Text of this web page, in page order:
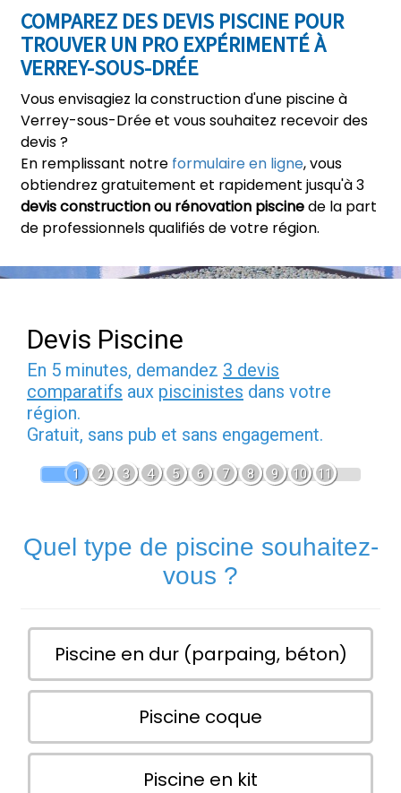
COMPAREZ DES DEVIS PISCINE POUR
TROUVER UN PRO EXPÉRIMENTÉ À
VERREY-SOUS-DRÉE
Vous envisagiez la construction d'une piscine à
Verrey-sous-Drée et vous souhaitez recevoir des
devis ?
En remplissant notre formulaire en ligne, vous
obtiendrez gratuitement et rapidement jusqu'à 3
devis construction ou rénovation piscinede la part
de professionnels qualifiés de votre région.
Devis Piscine
En 5 minutes, demandez 3 devis
comparatifs aux piscinistes dans votre
région.
Gratuit, sans pub et sans engagement.
1 2 3 4 5 6 7 8 9 10 11
Quel type de piscine souhaitez-
vous ?
Piscine en dur (parpaing, béton)
Piscine coque
Piscine en kit